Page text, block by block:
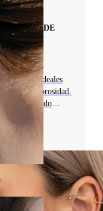
DE
Y
piercings, ideales
y porosidad.
y cuándo